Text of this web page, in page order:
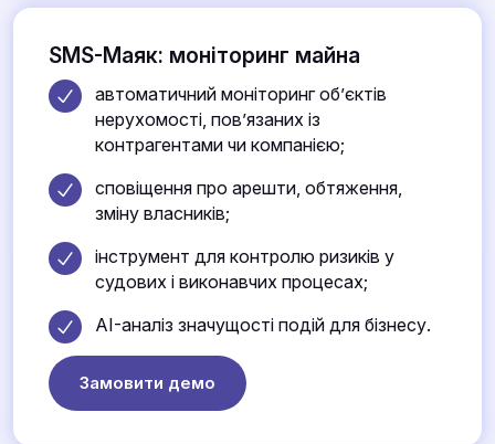
SMS-Маяк: моніторинг майна
автоматичний моніторинг об’єктів
нерухомості, пов’язаних із
контрагентами чи компанією;
сповіщення про арешти, обтяження,
зміну власників;
інструмент для контролю ризиків у
судових і виконавчих процесах;
AI-аналіз значущості подій для бізнесу.
Замовити демо